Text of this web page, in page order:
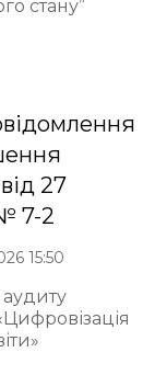
стану”
27
7-2
15:50
аудиту